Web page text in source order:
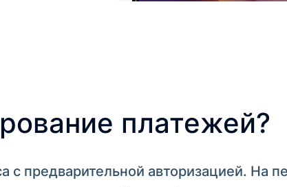
платежей?
с предварительной авторизацией. На